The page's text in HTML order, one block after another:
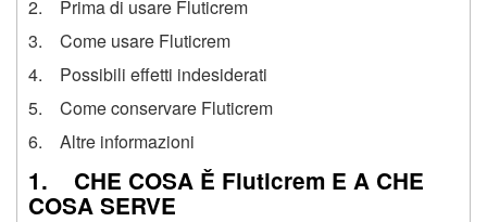
2. Prima di usare Fluticrem
3. Come usare Fluticrem
4. Possibili effetti indesiderati
5. Come conservare Fluticrem
6. Altre informazioni
1. CHE COSA Ě Fluticrem E A CHE
COSA SERVE